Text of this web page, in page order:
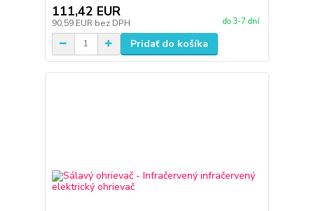
111,42 EUR
90,59 EUR bez DPH do 3-7 dní
Pridať do košíka